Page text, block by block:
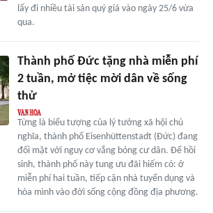
lấy đi nhiều tài sản quý giá vào ngày 25/6 vừa
qua.
Thành phố Đức tặng nhà miễn phí
2 tuần, mở tiệc mời dân về sống
thử
Từng là biểu tượng của lý tưởng xã hội chủ
nghĩa, thành phố Eisenhüttenstadt (Đức) đang
đối mặt với nguy cơ vắng bóng cư dân. Để hồi
sinh, thành phố này tung ưu đãi hiếm có: ở
miễn phí hai tuần, tiếp cận nhà tuyển dụng và
hòa mình vào đời sống cộng đồng địa phương.